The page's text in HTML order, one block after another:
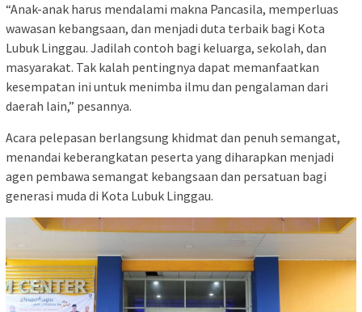
“Anak-anak harus mendalami makna Pancasila, memperluas
wawasan kebangsaan, dan menjadi duta terbaik bagi Kota
Lubuk Linggau. Jadilah contoh bagi keluarga, sekolah, dan
masyarakat. Tak kalah pentingnya dapat memanfaatkan
kesempatan ini untuk menimba ilmu dan pengalaman dari
daerah lain,” pesannya.
Acara pelepasan berlangsung khidmat dan penuh semangat,
menandai keberangkatan peserta yang diharapkan menjadi
agen pembawa semangat kebangsaan dan persatuan bagi
generasi muda di Kota Lubuk Linggau.